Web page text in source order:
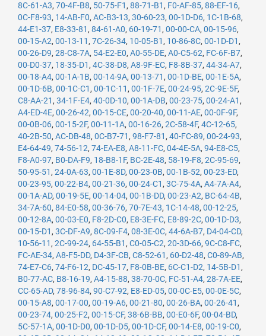
8C-61-A3, 70-4F-B8, 50-75-F1 , 88-71-B1 , F0-AF-85, 88-EF-16,
0C-F8-93, 14-AB-F0, AC-B3-13, 30-60-23, 00-1D-D6, 1C-1B-68,
44-E1-37, E8-33-81 , 84-61-A0, 60-19-71 , 00-00-CA, 00-15-96,
00-15-A2, 00-13-11 , 7C-26-34, 10-05-B1 , 10-86-8C, 00-1D-D1 ,
00-26-D9, 28-C8-7A, 54-E2-E0, A0-55-DE, A0-C5-62, FC-6F-B7,
00-D0-37, 18-35-D1 , 4C-38-D8, A8-9F-EC, F8-8B-37, 44-34-A7,
00-18-A4, 00-1A-1B, 00-14-9A, 00-13-71 , 00-1D-BE, 00-1E-5A,
00-1D-6B, 00-1C-C1 , 00-1C-11 , 00-1F-7E, 00-24-95, 2C-9E-5F,
C8-AA-21 , 34-1F-E4, 40-0D-10, 00-1A-DB, 00-23-75, 00-24-A1 ,
A4-ED-4E, 00-26-42, 00-15-CE, 00-20-40, 00-11-AE, 00-0F-9F,
00-0B-06, 00-15-2F, 00-11-1A, 00-16-26, 2C-58-4F, 4C-12-65,
40-2B-50, AC-DB-48, 0C-B7-71 , 98-F7-81 , 40-FC-89, 00-24-93,
E4-64-49, 74-56-12, 74-EA-E8, A8-11-FC, 04-4E-5A, 94-E8-C5,
F8-A0-97, B0-DA-F9, 18-B8-1F, BC-2E-48, 58-19-F8, 2C-95-69,
50-95-51 , 24-0A-63, 00-1E-8D, 00-23-0B, 00-1B-52, 00-23-ED,
00-23-95, 00-22-B4, 00-21-36, 00-24-C1 , 3C-75-4A, A4-7A-A4,
00-1A-AD, 00-19-5E, 00-14-04, 00-1B-DD, 00-23-A2, BC-64-4B,
34-7A-60, 84-E0-58, 00-36-76, 70-7E-43, 1C-14-48, 00-12-25,
00-12-8A, 00-03-E0, F8-2D-C0, E8-3E-FC, E8-89-2C, 00-1D-D3,
00-15-D1 , 3C-DF-A9, 8C-09-F4, 08-3E-0C, 44-6A-B7, D4-04-CD,
10-56-11 , 2C-99-24, 64-55-B1 , C0-05-C2, 20-3D-66, 9C-C8-FC,
FC-AE-34, A8-F5-DD, D4-3F-CB, C8-52-61 , 60-D2-48, C0-89-AB,
74-E7-C6, 74-F6-12, DC-45-17, F8-0B-BE, 6C-C1-D2, 14-5B-D1 ,
B0-77-AC, B8-16-19, A4-15-88, 38-70-0C, FC-51-A4, 28-7A-EE,
CC-65-AD, 78-96-84, 90-C7-92, E8-ED-05, 00-0C-E5, 00-0E-5C,
00-15-A8, 00-17-00, 00-19-A6, 00-21-80, 00-26-BA, 00-26-41 ,
00-23-74, 00-25-F2, 00-15-CF, 38-6B-BB, 00-E0-6F, 00-04-BD,
5C-57-1A, 00-1D-D0, 00-1D-D5, 00-1D-CF, 00-14-E8, 00-19-C0,